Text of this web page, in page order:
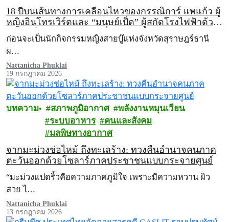
18 ปีบนเส้นทางการเคลื่อนไหวของกรรณิการ์ แพแก้ว ผู้
หญิงอินโทรเวิร์ตและ “มนุษย์เป็ด” ผู้สกัดโรงไฟฟ้าด้วย
วิธีต่อสู้ในแบบของตัวเอง
ก่อนจะเป็นนักกิจกรรมหญิงสายบู๊แห่งจังหวัดสุราษฎร์ธานี
ผ…
Nattanicha Phuklai
19 กรกฎาคม 2026
บทความ สภาพภูมิอากาศ
พลังงานหมุนเวียน
ระบบอาหาร
คนและสังคม
มลพิษทางอากาศ
จากมะม่วงช่อไหม้ ถึงทะเลร้าง: ทวงคืนอำนาจคนภาค
ตะวันออกด้วยโซลาร์ภาคประชาชนแบบกระจายศูนย์
“มะม่วงแปดริ้วคือความภาคภูมิใจ เพราะมีความหวาน ผิว
สวย ไ…
Nattanicha Phuklai
13 กรกฎาคม 2026